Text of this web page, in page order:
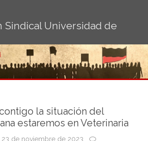
Sindical Universidad de
la situación del
estaremos en Veterinaria
23 de noviembre de 2023